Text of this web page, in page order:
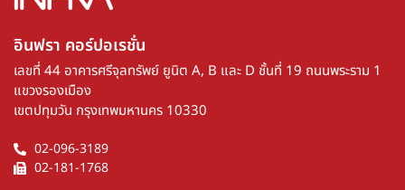
อินฟรา คอร์ปอเรชั่น​
เลขที่ 44 อาคารศรีจุลทรัพย์ ยูนิต A, B และ D ชั้นที่ 19 ถนนพระราม 1
แขวงรองเมือง
เขตปทุมวัน กรุงเทพมหานคร 10330
02-096-3189
02-181-1768